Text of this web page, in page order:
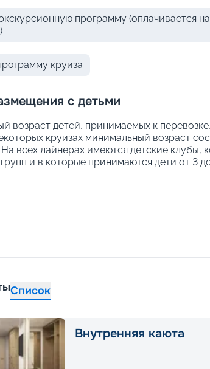
программу (оплачивается
круиза
с детьми
возраст детей, принимаемых к
круизах минимальный возраст
всех лайнерах имеются детские клубы,
и в которые принимаются дети от 3
Список
Внутренняя каюта